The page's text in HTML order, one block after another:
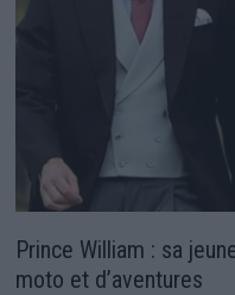
Prince William : sa
moto et d’aventures